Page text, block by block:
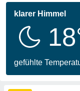
wurde
dass
sind.
diese
klarer Himmel
gefühlte